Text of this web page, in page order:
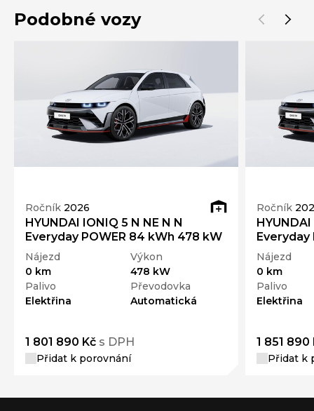
Podobné vozy
Ročník 2026
HYUNDAI IONIQ 5 N NE N N
Everyday POWER 84 kWh 478 kW
Nájezd
0 km
Výkon
478 kW
Palivo
Elektřina
Převodovka
Automatická
1 801 890 Kč s DPH
Přidat k porovnání
Ročník
Everyday
Nájezd
0 km
Palivo
Elektřina
1 851 890
Přidat k